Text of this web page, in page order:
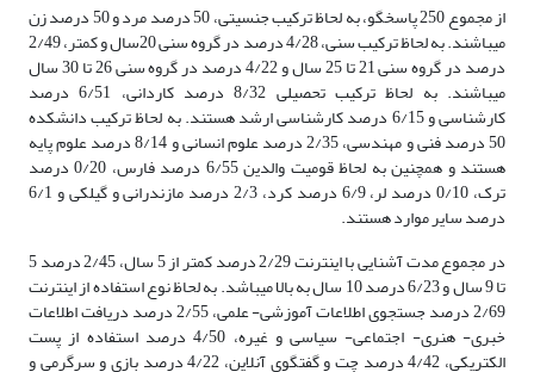
از مجموع 250 پاسخگو، به لحاظ ترکیب جنسیتی، 50 درصد مرد و 50 درصد زن
می­باشند. به لحاظ ترکیب سنی، 4/28 درصد در گروه سنی 20سال و کمتر، 2/49
درصد در گروه سنی 21 تا 25 سال و 4/22 درصد در گروه سنی 26 تا 30 سال
می­باشند. به لحاظ ترکیب تحصیلی 8/32 درصد کاردانی، 6/51 درصد
کارشناسی و 6/15 درصد کارشناسی ارشد هستند. به لحاظ ترکیب دانشکده
50 درصد فنی و مهندسی، 2/35 درصد علوم انسانی و 8/14 درصد علوم پایه
هستند و همچنین به لحاظ قومیت والدین 6/55 درصد فارس، 0/20 درصد
ترک، 0/10 درصد لر، 6/9 درصد کرد، 2/3 درصد مازندرانی و گیلکی و 6/1
درصد سایر موارد هستند.
در مجموع مدت آشنایی با اینترنت 2/29 درصد کمتر از 5 سال، 2/45 درصد 5
تا 9 سال و 6/23 درصد 10 سال به بالا می­باشد. به لحاظ نوع استفاده از اینترنت
2/69 درصد جستجوی اطلاعات آموزشی- علمی، 2/55 درصد دریافت اطلاعات
خبری- هنری- اجتماعی- سیاسی و غیره، 4/50 درصد استفاده از پست
الکتریکی، 4/42 درصد چت و گفتگوی آنلاین، 4/22 درصد بازی و سرگرمی و